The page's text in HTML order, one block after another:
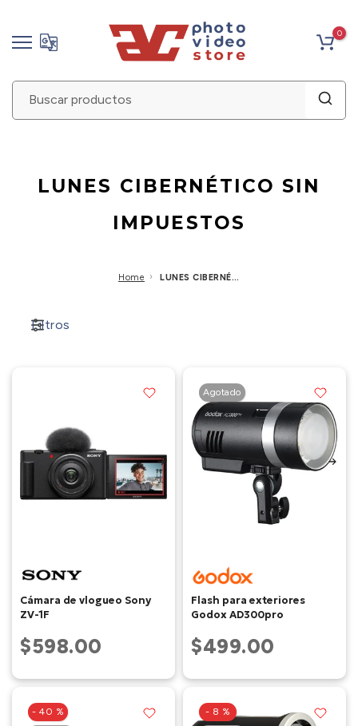
Saltar
contenido
0
LUNES CIBERNÉTICO SIN
IMPUESTOS
Home › LUNES CIBERNÉTICO SIN IMPUESTOS
Filtros
Cámara de vlogueo Sony
ZV-1F
$598.00
Agotado
Flash para exteriores
Godox AD300pro
$499.00
- 40 %
- 8 %